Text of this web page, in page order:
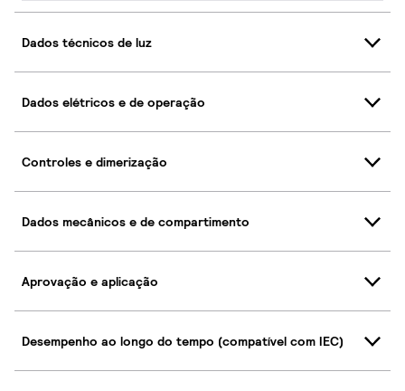
Dados técnicos de luz
Dados elétricos e de operação
Controles e dimerização
Dados mecânicos e de compartimento
Aprovação e aplicação
Desempenho ao longo do tempo (compatível com IEC)